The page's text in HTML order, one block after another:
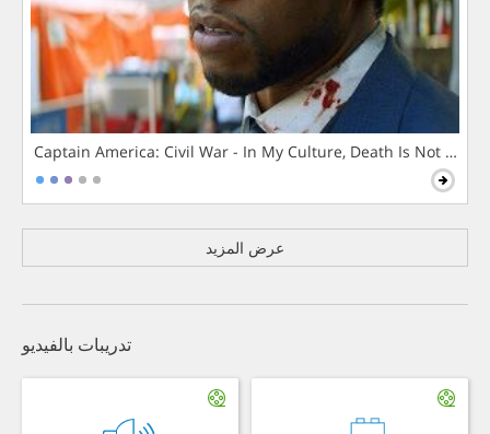
Captain America: Civil War - In My Culture, Death Is Not The
عرض المزيد
تدريبات بالفيديو